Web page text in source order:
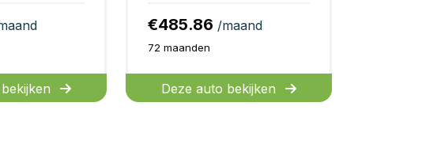
€485.86 /maand
72 maanden
Deze auto bekijken